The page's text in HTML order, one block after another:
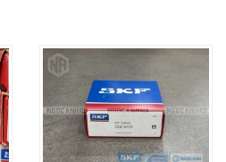
MonBay, Phường Hồng Hải, TP Hạ